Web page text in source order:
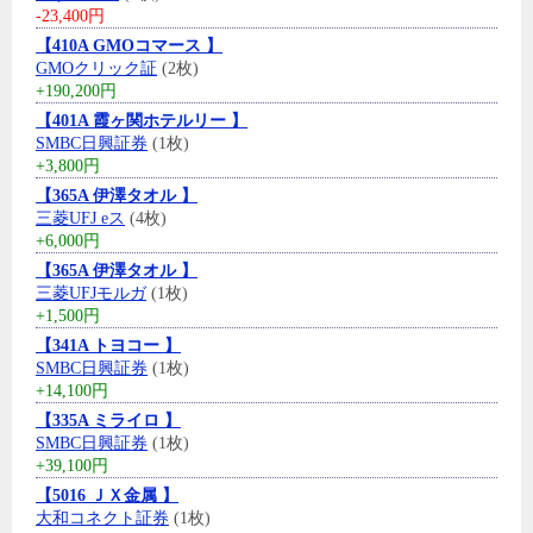
-23,400円
【410A GMOコマース 】
GMOクリック証 (2枚)
+190,200円
【401A 霞ヶ関ホテルリー 】
SMBC日興証券 (1枚)
+3,800円
【365A 伊澤タオル 】
三菱UFJ eス (4枚)
+6,000円
【365A 伊澤タオル 】
三菱UFJモルガ(1枚)
+1,500円
【341A トヨコー 】
SMBC日興証券 (1枚)
+14,100円
【335A ミライロ 】
SMBC日興証券 (1枚)
+39,100円
【5016 ＪＸ金属 】
大和コネクト証券 (1枚)